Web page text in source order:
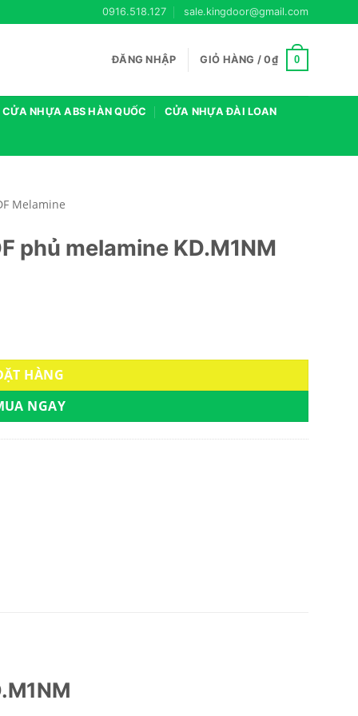
0916.518.127 sale.kingdoor@gmail.com
ĐĂNG NHẬP GIỎ HÀNG /0₫ 0
CỬA NHỰA ABS HÀN QUỐC CỬA NHỰA ĐÀI LOAN
Melamine
phủ melamine KD.M1NM
số lượng
HÀNG
NGAY